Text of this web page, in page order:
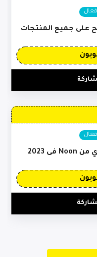
فعال
فعال